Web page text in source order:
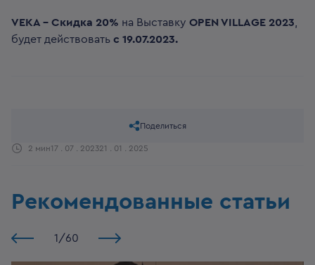
VEKA - Скидка 20% на Выставку OPEN VILLAGE 2023
будет действовать с 19.07.2023.
2 мин17 . 07 . 202321 . 01 . 2025
Поделиться
Рекомендованные статьи
1 /60